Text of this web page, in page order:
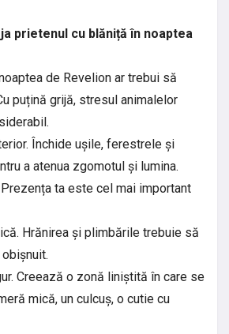
prietenul cu blăniță în noaptea
de Revelion ar trebui să
puțină grijă, stresul animalelor
Închide ușile, ferestrele și
a atenua zgomotul și lumina.
ta este cel mai important
Hrănirea și plimbările trebuie să
Creează o zonă liniștită în care se
mică, un culcuș, o cutie cu